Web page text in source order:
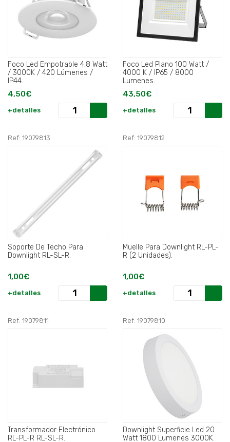
Foco Led Empotrable 4,8 Watt
/ 3000K / 420 Lúmenes /
IP44.
4,50€
+detalles
Foco Led Plano 100 Watt /
4000 K / IP65 / 8000
Lumenes.
43,50€
+detalles
Ref: 19079813
Soporte De Techo Para
Downlight RL-SL-R.
1,00€
+detalles
Ref: 19079812
Muelle Para Downlight RL-PL-
R (2 Unidades).
1,00€
+detalles
Ref: 19079811
Transformador Electrónico
RL-PL-R RL-SL-R.
Ref: 19079810
Downlight Superficie Led 20
Watt 1800 Lumenes 3000K.